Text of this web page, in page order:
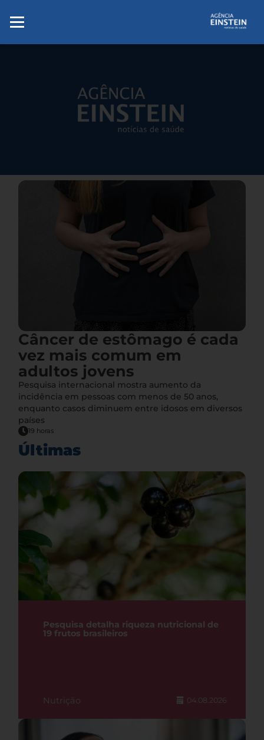
Câncer de estômago é cada
vez mais comum em
adultos jovens
Pesquisa internacional mostra aumento da
incidência em pessoas com menos de 50 anos,
enquanto casos diminuem entre idosos em diversos
países
19 horas
Últimas
Pesquisa detalha riqueza nutricional de
19 frutos brasileiros
Nutrição 04.08.2026